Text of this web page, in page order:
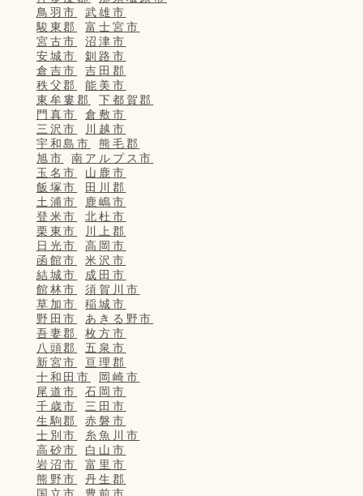
鳥羽市
武雄市
駿東郡
富士宮市
宮古市
沼津市
安城市
釧路市
倉吉市
吉田郡
秩父郡
能美市
東牟婁郡
下都賀郡
門真市
倉敷市
三沢市
川越市
宇和島市
熊毛郡
旭市
南アルプス市
玉名市
山鹿市
飯塚市
田川郡
土浦市
鹿嶋市
登米市
北杜市
栗東市
川上郡
日光市
高岡市
函館市
米沢市
結城市
成田市
館林市
須賀川市
草加市
稲城市
野田市
あきる野市
吾妻郡
枚方市
八頭郡
五泉市
新宮市
亘理郡
十和田市
岡崎市
尾道市
石岡市
千歳市
三田市
生駒郡
赤磐市
士別市
糸魚川市
高砂市
白山市
岩沼市
富里市
熊野市
丹生郡
国立市
豊前市